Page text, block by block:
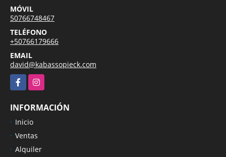
MÓVIL
50766748467
TELÉFONO
+50766179666
EMAIL
david@kabassopieck.com
FacebookInstagram
INFORMACIÓN
Inicio
Ventas
Alquiler